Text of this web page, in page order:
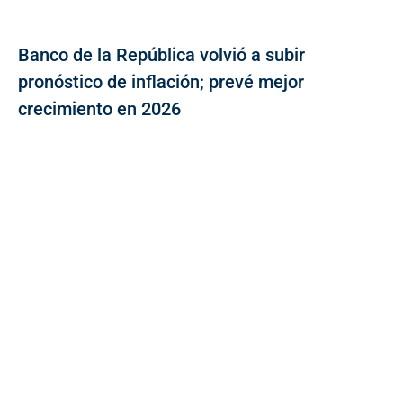
Banco de la República volvió a subir
pronóstico de inflación; prevé mejor
crecimiento en 2026